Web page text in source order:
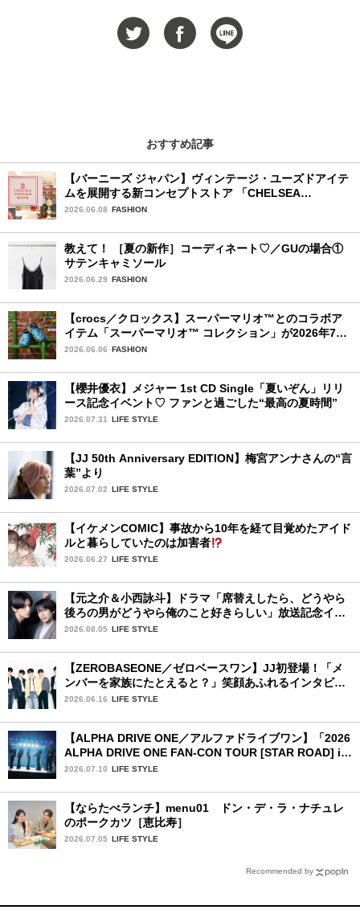
おすすめ記事
【バーニーズ ジャパン】ヴィンテージ・ユーズドアイテ
ムを展開する新コンセプトストア 「CHELSEA
VINTAGE ROOM」が誕生
2026.06.08 FASHION
教えて！ ［夏の新作］コーディネート♡／GUの場合①
サテンキャミソール
2026.06.29 FASHION
【crocs／クロックス】スーパーマリオ™とのコラボア
イテム「スーパーマリオ™ コレクション」が2026年7月
16日より発売開始！
2026.06.06 FASHION
【櫻井優衣】メジャー 1st CD Single「夏いぞん」リリ
ース記念イベント♡ ファンと過ごした“最高の夏時間”
2026.07.31 LIFE STYLE
【JJ 50th Anniversary EDITION】梅宮アンナさんの“言
葉”より
2026.07.02 LIFE STYLE
【イケメンCOMIC】事故から10年を経て目覚めたアイド
ルと暮らしていたのは加害者
2026.06.27 LIFE STYLE
【元之介＆小西詠斗】ドラマ「席替えしたら、どうやら
後ろの男がどうやら俺のこと好きらしい」放送記念イン
タビュー♡ 「自然と詠斗くんが可愛く見えたんです」
2026.08.05 LIFE STYLE
【ZEROBASEONE／ゼロベースワン】JJ初登場！「メ
ンバーを家族にたとえると？」笑顔あふれるインタビュ
ー♡
2026.06.16 LIFE STYLE
【ALPHA DRIVE ONE／アルファドライブワン】「2026
ALPHA DRIVE ONE FAN-CON TOUR [STAR ROAD] in
YOKOHAMA」1日目詳細レポ【前編】
2026.07.10 LIFE STYLE
【ならたべランチ】menu01 ドン・デ・ラ・ナチュレ
のポークカツ［恵比寿］
2026.07.05 LIFE STYLE
Recommended by